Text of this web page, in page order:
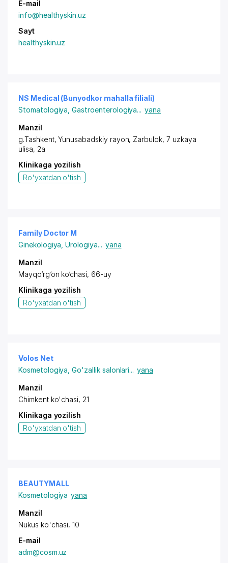
E-mail
info@healthyskin.uz
Sayt
healthyskin.uz
NS Medical (Bunyodkor mahalla filiali)
Stomatologiya ,Gastroenterologiya... yana
Manzil
g.Tashkent,Yunusabadskiy rayon, Zarbulok, 7 uzkaya
ulisa, 2a
Klinikaga yozilish
Ro'yxatdan o'tish
Family Doctor M
Ginekologiya ,Urologiya... yana
Manzil
Mayqo‘rg‘on ko‘chasi, 66-uy
Klinikaga yozilish
Ro'yxatdan o'tish
Volos Net
Kosmetologiya ,Go'zallik salonlari... yana
Manzil
Chimkent ko'chasi, 21
Klinikaga yozilish
Ro'yxatdan o'tish
BEAUTYMALL
Kosmetologiya yana
Manzil
Nukus ko'chasi, 10
E-mail
adm@cosm.uz